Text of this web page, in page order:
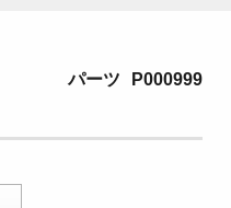
パーツ P000999